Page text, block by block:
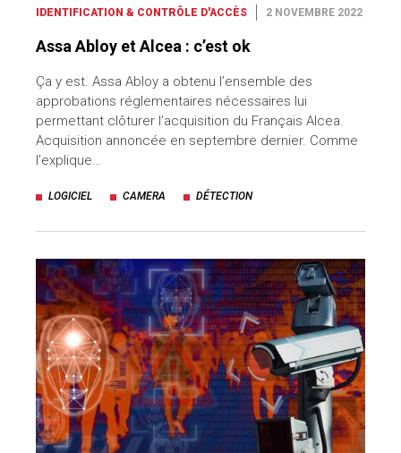
IDENTIFICATION & CONTRÔLE D'ACCÈS 2 NOVEMBRE 2022
Assa Abloy et Alcea : c’est ok
Ça y est. Assa Abloy a obtenu l’ensemble des
approbations réglementaires nécessaires lui
permettant clôturer l’acquisition du Français Alcea.
Acquisition annoncée en septembre dernier. Comme
l’explique…
LOGICIEL CAMERA DÉTECTION